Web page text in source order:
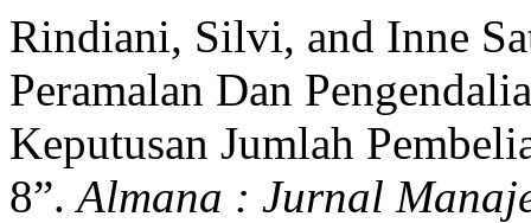
Rindiani, Silvi, and Inne
Peramalan Dan
Keputusan Jumlah
8”.Almana : Jurnal